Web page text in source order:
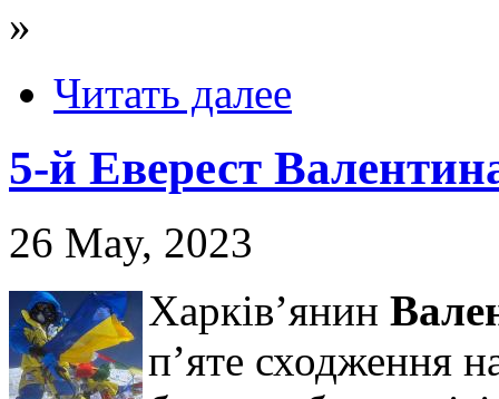
»
Читать далее
5-й Еверест
26 May, 2023
Харків’янин
п’яте сходження